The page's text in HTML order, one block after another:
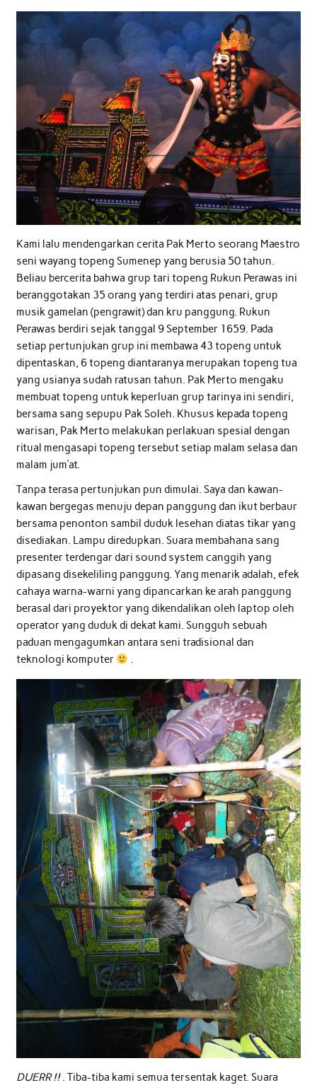
Kami lalu mendengarkan cerita Pak Merto seorang Maestro
seni wayang topeng Sumenep yang berusia 50 tahun.
Beliau bercerita bahwa grup tari topeng Rukun Perawas ini
beranggotakan 35 orang yang terdiri atas penari, grup
musik gamelan (pengrawit) dan kru panggung. Rukun
Perawas berdiri sejak tanggal 9 September 1659. Pada
setiap pertunjukan grup ini membawa 43 topeng untuk
dipentaskan, 6 topeng diantaranya merupakan topeng tua
yang usianya sudah ratusan tahun. Pak Merto mengaku
membuat topeng untuk keperluan grup tarinya ini sendiri,
bersama sang sepupu Pak Soleh. Khusus kepada topeng
warisan, Pak Merto melakukan perlakuan spesial dengan
ritual mengasapi topeng tersebut setiap malam selasa dan
malam jum’at.
Tanpa terasa pertunjukan pun dimulai. Saya dan kawan-
kawan bergegas menuju depan panggung dan ikut berbaur
bersama penonton sambil duduk lesehan diatas tikar yang
disediakan. Lampu diredupkan. Suara membahana sang
presenter terdengar dari sound system canggih yang
dipasang disekeliling panggung. Yang menarik adalah, efek
cahaya warna-warni yang dipancarkan ke arah panggung
berasal dari proyektor yang dikendalikan oleh laptop oleh
operator yang duduk di dekat kami. Sungguh sebuah
paduan mengagumkan antara seni tradisional dan
teknologi komputer
.
DUERR !!. Tiba-tiba kami semua tersentak kaget. Suara